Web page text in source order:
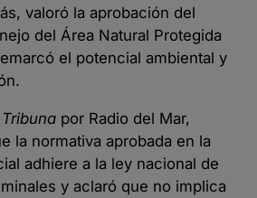
valoró la aprobación del
del Área Natural Protegida
el potencial ambiental y
por Radio del Mar,
la normativa aprobada en la
adhiere a la ley nacional de
y aclaró que no implica